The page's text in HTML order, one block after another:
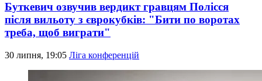
Буткевич озвучив вердикт гравцям Полісся
після вильоту з єврокубків: "Бити по воротах
треба, щоб виграти"
30 липня, 19:05 Ліга конференцій